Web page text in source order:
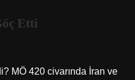
Etti
MÖ 420 civarında İran ve